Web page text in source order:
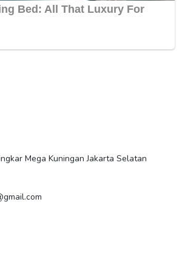
Mega Kuningan Jakarta Selatan